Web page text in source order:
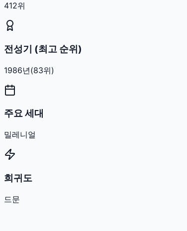
412위
전성기 (최고 순위)
1986년(83위)
주요 세대
밀레니얼
희귀도
드문